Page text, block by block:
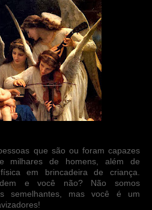
que são ou foram capazes
milhares de homens, além de
em brincadeira de criança.
e você não? Não somos
semelhantes, mas você é um